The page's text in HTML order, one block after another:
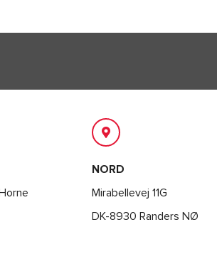
NORD
Mirabellevej 11G
DK-8930 Randers NØ